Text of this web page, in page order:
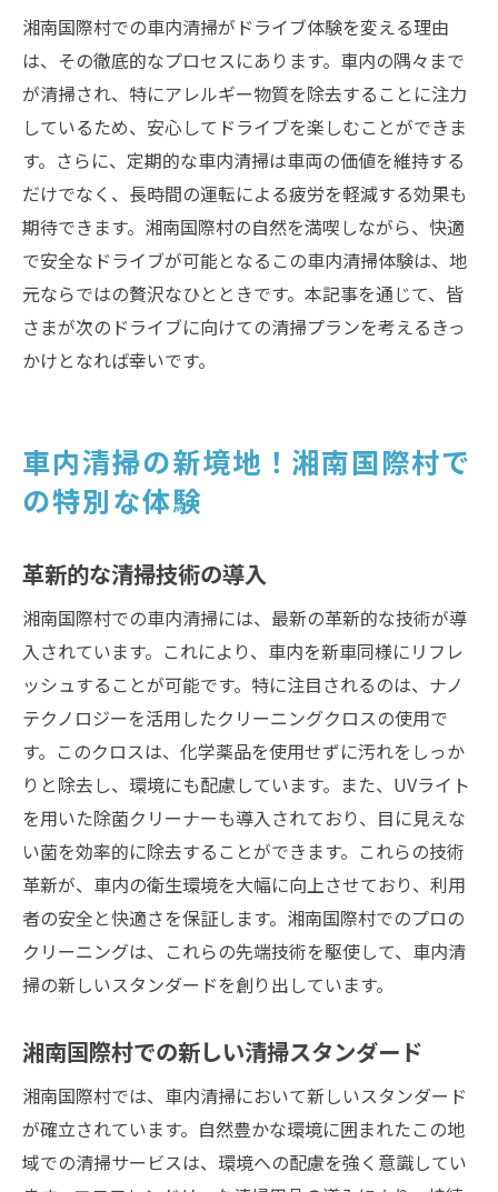
湘南国際村での車内清掃がドライブ体験を変える理由
は、その徹底的なプロセスにあります。車内の隅々まで
が清掃され、特にアレルギー物質を除去することに注力
しているため、安心してドライブを楽しむことができま
す。さらに、定期的な車内清掃は車両の価値を維持する
だけでなく、長時間の運転による疲労を軽減する効果も
期待できます。湘南国際村の自然を満喫しながら、快適
で安全なドライブが可能となるこの車内清掃体験は、地
元ならではの贅沢なひとときです。本記事を通じて、皆
さまが次のドライブに向けての清掃プランを考えるきっ
かけとなれば幸いです。
車内清掃の新境地！湘南国際村で
の特別な体験
革新的な清掃技術の導入
湘南国際村での車内清掃には、最新の革新的な技術が導
入されています。これにより、車内を新車同様にリフレ
ッシュすることが可能です。特に注目されるのは、ナノ
テクノロジーを活用したクリーニングクロスの使用で
す。このクロスは、化学薬品を使用せずに汚れをしっか
りと除去し、環境にも配慮しています。また、UVライト
を用いた除菌クリーナーも導入されており、目に見えな
い菌を効率的に除去することができます。これらの技術
革新が、車内の衛生環境を大幅に向上させており、利用
者の安全と快適さを保証します。湘南国際村でのプロの
クリーニングは、これらの先端技術を駆使して、車内清
掃の新しいスタンダードを創り出しています。
湘南国際村での新しい清掃スタンダード
湘南国際村では、車内清掃において新しいスタンダード
が確立されています。自然豊かな環境に囲まれたこの地
域での清掃サービスは、環境への配慮を強く意識してい